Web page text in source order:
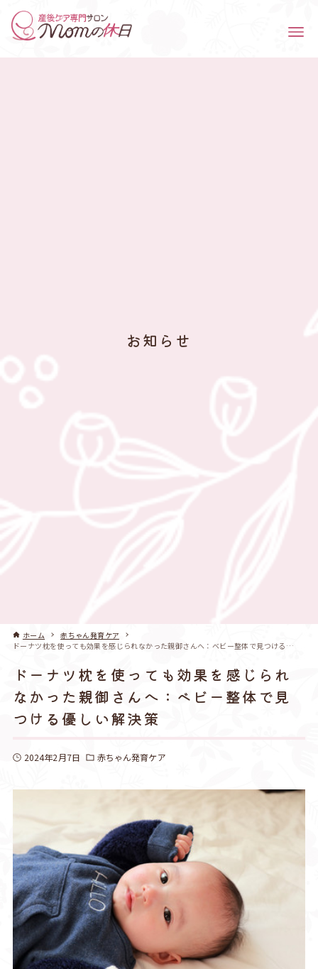
お知らせ
ホーム
赤ちゃん発育ケア
ドーナツ枕を使っても効果を感じられなかった親御さんへ：ベビー整体で見つける優しい解決策
ドーナツ枕を使っても効果を感じられ
なかった親御さんへ：ベビー整体で見
つける優しい解決策
2024年2月7日 赤ちゃん発育ケア